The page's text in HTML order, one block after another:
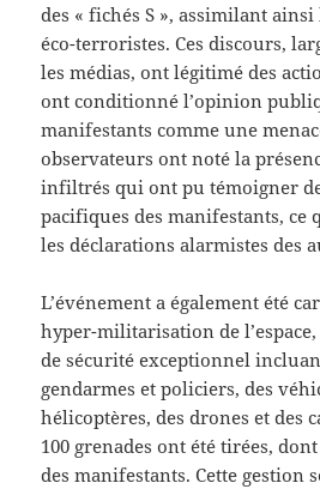
des « fichés S », assimilant ainsi
éco-terroristes. Ces discours,
les médias, ont légitimé des
ont conditionné l’opinion
manifestants comme une
observateurs ont noté la
infiltrés qui ont pu témoigner
pacifiques des manifestants, ce
les déclarations alarmistes des
L’événement a également été
hyper-militarisation de
de sécurité exceptionnel
gendarmes et policiers, des
hélicoptères, des drones et des
100 grenades ont été tirées,
des manifestants. Cette